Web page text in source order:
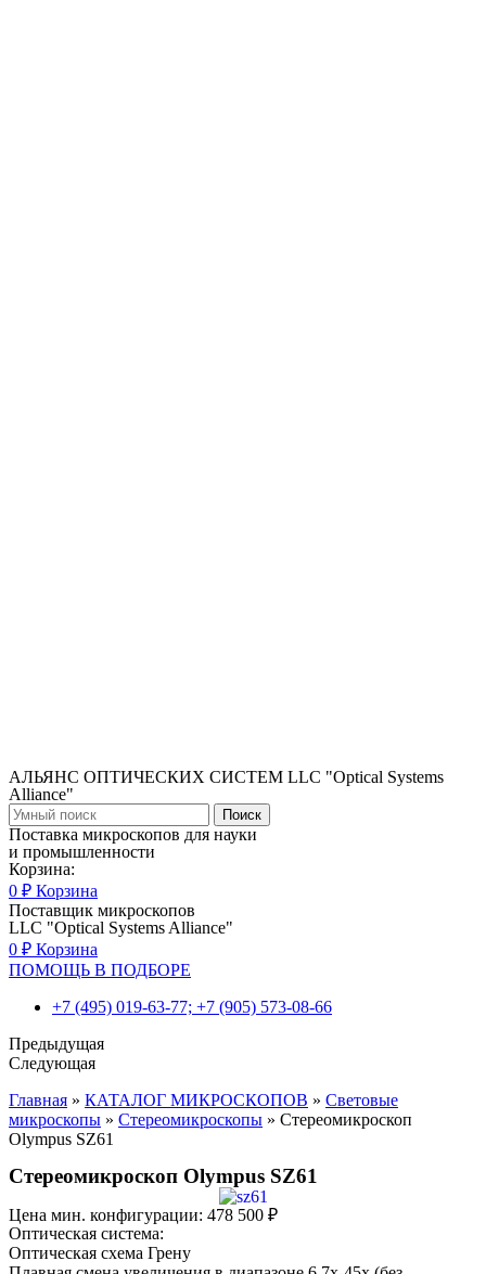
АЛЬЯНС ОПТИЧЕСКИХ СИСТЕМ LLC "Optical Systems
Alliance"
Поиск
Поставка микроскопов для науки
и промышленности
Корзина:
0 ₽ Корзина
Поставщик микроскопов
LLC "Optical Systems Alliance"
0 ₽ Корзина
ПОМОЩЬ В ПОДБОРЕ
+7 (495) 019-63-77; +7 (905) 573-08-66
Предыдущая
Следующая
Главная » КАТАЛОГ МИКРОСКОПОВ » Световые
микроскопы » Стереомикроскопы » Стереомикроскоп
Olympus SZ61
Стереомикроскоп Olympus SZ61
Цена мин. конфигурации: 478 500 ₽
Оптическая система:
Оптическая схема Грену